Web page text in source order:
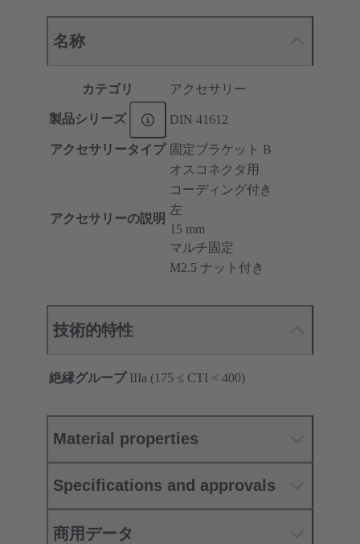
名称
カテゴリ アクセサリー
製品シリーズ DIN 41612
アクセサリータイプ 固定ブラケット B
アクセサリーの説明
オスコネクタ用
コーディング付き
左
15 mm
マルチ固定
M2.5 ナット付き
技術的特性
絶縁グループ IIIa (175 ≤ CTI < 400)
Material properties
Specifications and approvals
商用データ